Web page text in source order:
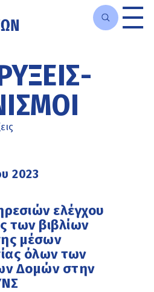
2023
ελέγχου
των βιβλίων
μέσων
όλων των
Δομών στην